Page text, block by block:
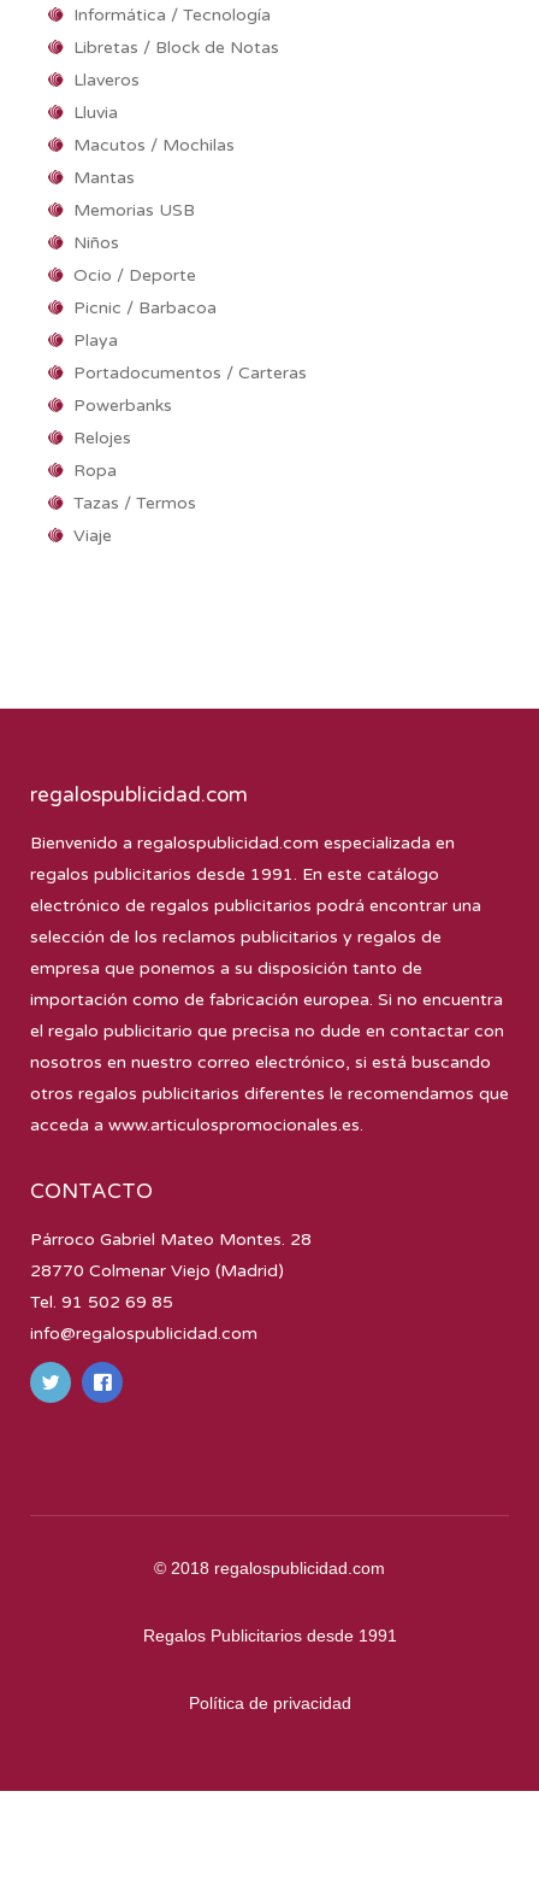
Informática / Tecnología
Libretas / Block de Notas
Llaveros
Lluvia
Macutos / Mochilas
Mantas
Memorias USB
Niños
Ocio / Deporte
Picnic / Barbacoa
Playa
Portadocumentos / Carteras
Powerbanks
Relojes
Ropa
Tazas / Termos
Viaje
regalospublicidad.com
Bienvenido a regalospublicidad.com especializada en
regalos publicitarios desde 1991. En este catálogo
electrónico de regalos publicitarios podrá encontrar una
selección de los reclamos publicitarios y regalos de
empresa que ponemos a su disposición tanto de
importación como de fabricación europea. Si no encuentra
el regalo publicitario que precisa no dude en contactar con
nosotros en nuestro correo electrónico, si está buscando
otros regalos publicitarios diferentes le recomendamos que
acceda a www.articulospromocionales.es.
CONTACTO
Párroco Gabriel Mateo Montes. 28
28770 Colmenar Viejo (Madrid)
Tel. 91 502 69 85
info@regalospublicidad.com
© 2018 regalospublicidad.com
Regalos Publicitarios desde 1991
Política de privacidad